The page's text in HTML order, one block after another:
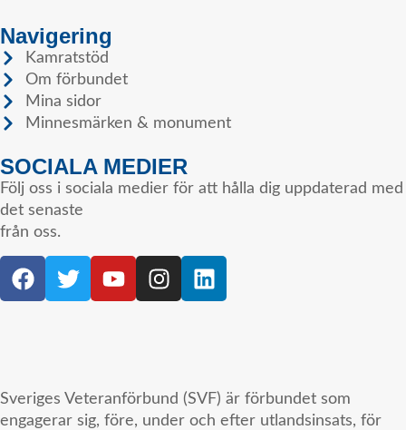
Navigering
Kamratstöd
Om förbundet
Mina sidor
Minnesmärken & monument
SOCIALA MEDIER
Följ oss i sociala medier för att hålla dig uppdaterad med
det senaste
från oss.
Sveriges Veteranförbund (SVF) är förbundet som
engagerar sig, före, under och efter utlandsinsats, för